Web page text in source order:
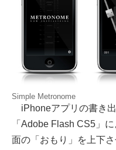
Simple Metronome
iPhoneアプリの書き
「Adobe Flash CS5」
面の「おもり」を上下